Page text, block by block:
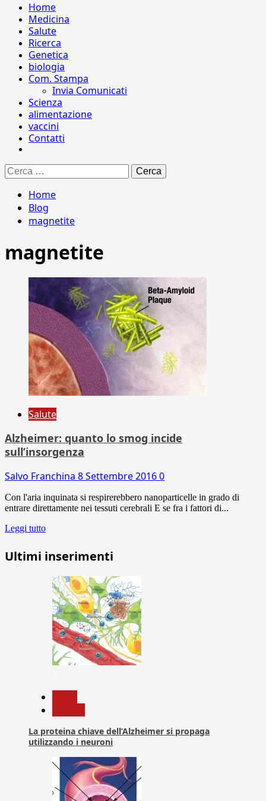
Home
Medicina
Salute
Ricerca
Genetica
biologia
Com. Stampa
Invia Comunicati
Scienza
alimentazione
vaccini
Contatti
Ricerca
per:
Home
Blog
magnetite
magnetite
Salute
Alzheimer: quanto lo smog incide
sull’insorgenza
Salvo Franchina 8 Settembre 20160
Con l'aria inquinata si respirerebbero nanoparticelle in grado di
entrare direttamente nei tessuti cerebrali E se fra i fattori di...
Leggi tutto
Ultimi inserimenti
La proteina chiave dell’Alzheimer si propaga
utilizzando i neuroni